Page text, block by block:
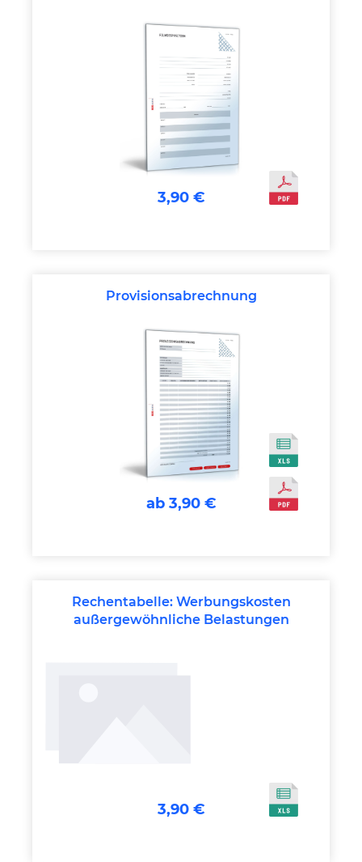
3,90 €
Provisionsabrechnung
ab 3,90 €
Rechentabelle: Werbungskosten
außergewöhnliche Belastungen
3,90 €